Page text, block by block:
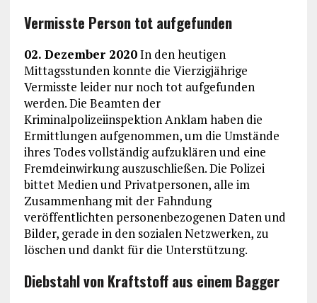
Vermisste Person tot aufgefunden
02. Dezember 2020In den heutigen
Mittagsstunden konnte die Vierzigjährige
Vermisste leider nur noch tot aufgefunden
werden. Die Beamten der
Kriminalpolizeiinspektion Anklam haben die
Ermittlungen aufgenommen, um die Umstände
ihres Todes vollständig aufzuklären und eine
Fremdeinwirkung auszuschließen. Die Polizei
bittet Medien und Privatpersonen, alle im
Zusammenhang mit der Fahndung
veröffentlichten personenbezogenen Daten und
Bilder, gerade in den sozialen Netzwerken, zu
löschen und dankt für die Unterstützung.
Diebstahl von Kraftstoff aus einem Bagger